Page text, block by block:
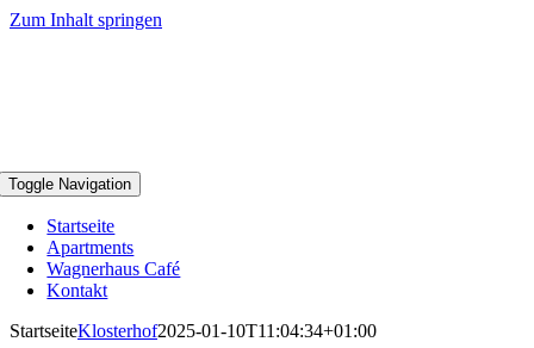
Zum Inhalt springen
Toggle Navigation
Startseite
Apartments
Wagnerhaus Café
Kontakt
StartseiteKlosterhof2025-01-10T11:04:34+01:00